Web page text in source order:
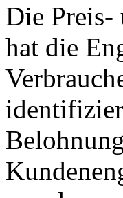
Die Preis-
hat die